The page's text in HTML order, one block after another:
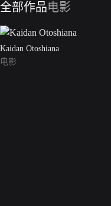
全部作品电影
Kaidan Otoshiana
电影